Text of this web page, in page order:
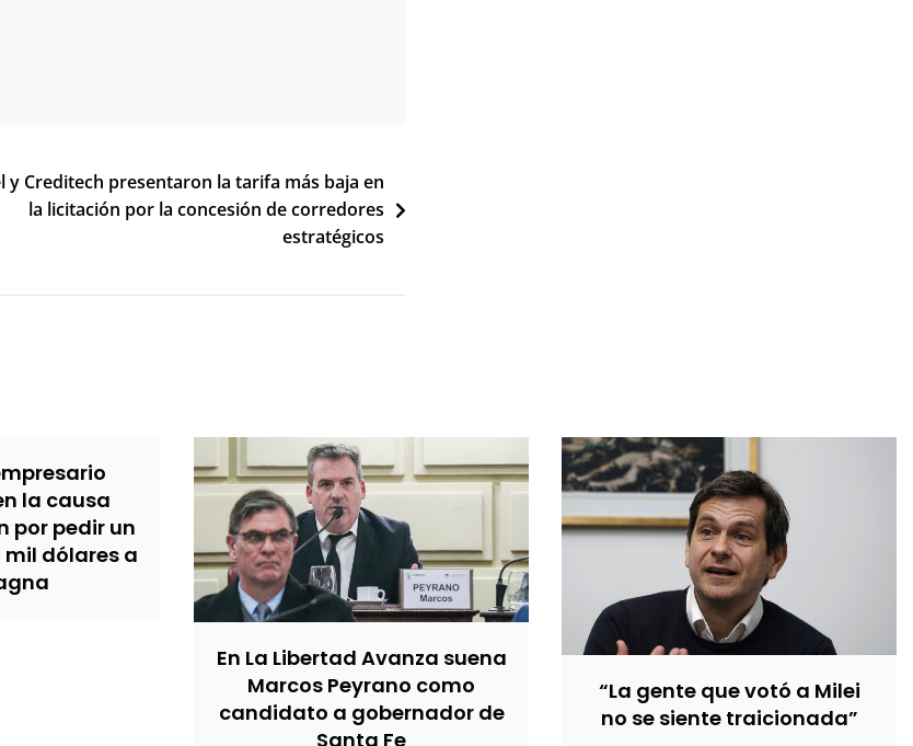
y Creditech presentaron la tarifa más baja en
la licitación por la concesión de corredores
estratégicos
la causa
por pedir un
mil dólares a
En La Libertad Avanza suena
Marcos Peyrano como
candidato a gobernador de
Santa Fe
“La gente que votó a Milei
no se siente traicionada”